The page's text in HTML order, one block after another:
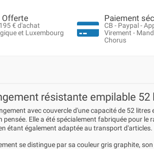
Offerte
€ d'achat
et Luxembourg
Paiement
CB - Paypal -
Virement -
Chorus
résistante empilable 52
avec couvercle d'une capacité de 52
pensée. Elle a été spécialement fabriquée pour le
étant également adaptée au transport d'articles.
se distingue par sa couleur gris graphite,